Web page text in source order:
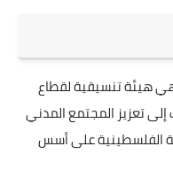
هيئة تنسيقية لقطاع
تعزيز المجتمع المدني
الفلسطينية على أسس